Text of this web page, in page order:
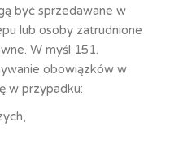
być sprzedawane w
lub osoby zatrudnione
W myśl 151.
obowiązków w
w przypadku: